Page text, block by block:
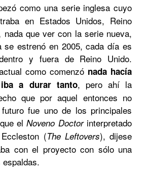
como una serie inglesa cuyo
en Estados Unidos, Reino
nada que ver con la serie nueva,
se estrenó en 2005, cada día es
y fuera de Reino Unido.
como comenzó nada hacía
a durar tanto, pero ahí la
que por aquel entonces no
fue uno de los principales
elNoveno Doctorinterpretado
(The Leftovers), dijese
con el proyecto con sólo una